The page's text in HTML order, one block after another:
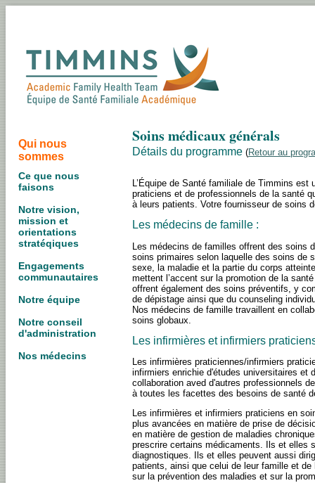
Qui nous
sommes
Ce que nous
faisons
Notre vision,
mission et
orientations
stratéqiques
Engagements
communautaires
Notre équipe
Notre conseil
d'administration
Nos médecins
Soins médicaux générals
Détails du programme (Retour au
L’Équipe de Santé familiale de Timmins
praticiens et de professionnels de la santé
à leurs patients. Votre fournisseur de soins
Les médecins de famille :
Les médecins de familles offrent des soins
soins primaires selon laquelle des soins de
sexe, la maladie et la partie du corps
mettent l’accent sur la promotion de la
offrent également des soins préventifs, y
de dépistage ainsi que du counseling
Nos médecins de famille travaillent en
soins globaux.
Les infirmières et infirmiers
Les infirmières praticiennes/infirmiers
infirmiers enrichie d'études universitaires et
collaboration aved d'autres professionnels
à toutes les facettes des besoins de santé
Les infirmières et infirmiers praticiens en
plus avancées en matière de prise de
en matière de gestion de maladies
prescrire certains médicaments. Ils et elles
diagnostiques. Ils et elles peuvent aussi
patients, ainsi que celui de leur famille et
sur la prévention des maladies et sur la